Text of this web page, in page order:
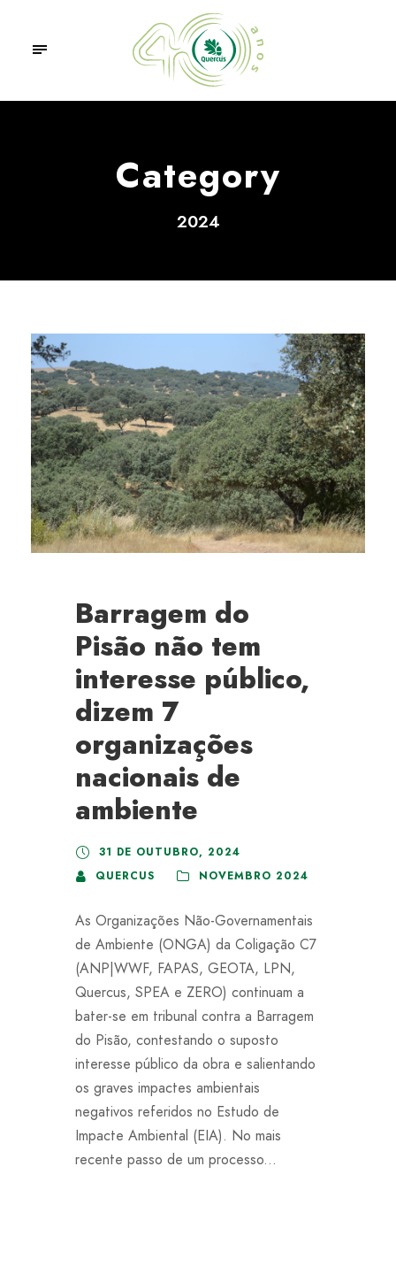
Category
2024
Barragem do
Pisão não tem
interesse público,
dizem 7
organizações
nacionais de
ambiente
31 DE OUTUBRO, 2024
QUERCUS
NOVEMBRO 2024
As Organizações Não-Governamentais
de Ambiente (ONGA) da Coligação C7
(ANP|WWF, FAPAS, GEOTA, LPN,
Quercus, SPEA e ZERO) continuam a
bater-se em tribunal contra a Barragem
do Pisão, contestando o suposto
interesse público da obra e salientando
os graves impactes ambientais
negativos referidos no Estudo de
Impacte Ambiental (EIA). No mais
recente passo de um processo...